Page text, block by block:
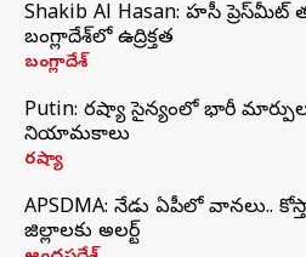
Shakib Al Hasan: హసీనా
బంగ్లాదేశ్‌లో ఉద్రిక్తత
బంగ్లాదేశ్
Putin: రష్యా సైన్యంలో భారీ
నియామకాలు
రష్యా
APSDMA: నేడు ఏపీలో వానలు..
జిల్లాలకు అలర్ట్